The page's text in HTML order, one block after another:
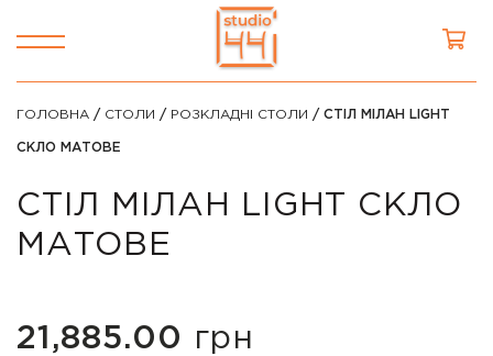
ГОЛОВНА / СТОЛИ / РОЗКЛАДНІ СТОЛИ / СТІЛ МІЛАН LIGHT
СКЛО МАТОВЕ
СТІЛ МІЛАН LIGHT СКЛО
МАТОВЕ
21,885.00 грн